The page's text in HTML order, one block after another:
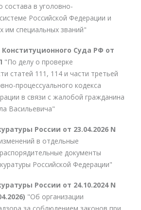
состава в уголовно-
Российской Федерации и
им специальных званий"
Суда РФ от
"По делу о проверке
статей 111, 114 и части третьей
процессуального кодекса
в связи с жалобой гражданина
Васильевича"
России от 23.04.2026 N
в отдельные
документы
Российской Федерации"
России от 24.10.2024 N
"Об организации